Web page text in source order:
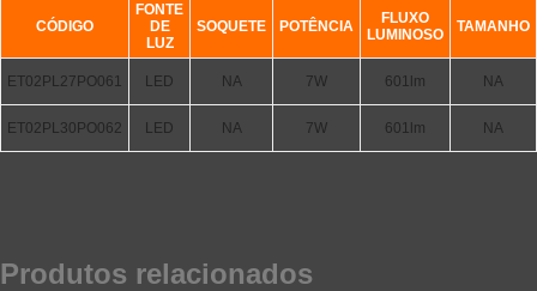
CÓDIGO
FONTE
DE
LUZ
SOQUETE POTÊNCIA
FLUXO
LUMINOSO
TAMANHO
ET02PL27PO061 LED NA 7W 601lm NA
ET02PL30PO062 LED NA 7W 601lm NA
Produtos relacionados